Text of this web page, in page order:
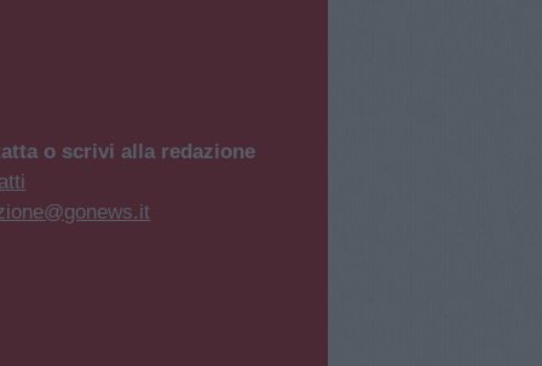
o scrivi alla redazione